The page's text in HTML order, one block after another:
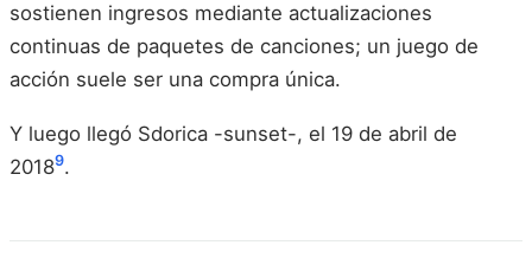
sostienen ingresos mediante actualizaciones
continuas de paquetes de canciones; un juego de
acción suele ser una compra única.
Y luego llegó Sdorica -sunset-, el 19 de abril de
20189.